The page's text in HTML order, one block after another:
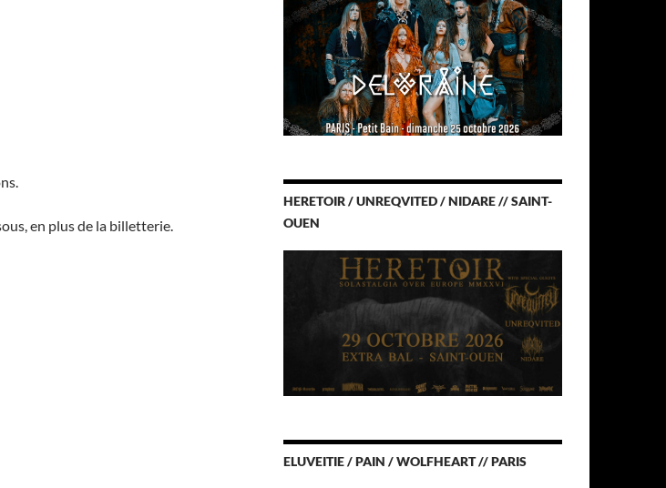
en plus de la billetterie.
HERETOIR / UNREQVITED / NIDARE // SAINT-
OUEN
ELUVEITIE / PAIN / WOLFHEART // PARIS